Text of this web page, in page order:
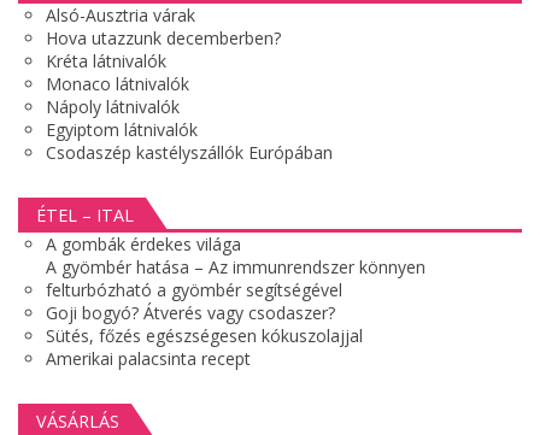
Alsó-Ausztria várak
Hova utazzunk decemberben?
Kréta látnivalók
Monaco látnivalók
Nápoly látnivalók
Egyiptom látnivalók
Csodaszép kastélyszállók Európában
ÉTEL – ITAL
A gombák érdekes világa
A gyömbér hatása – Az immunrendszer könnyen
felturbózható a gyömbér segítségével
Goji bogyó? Átverés vagy csodaszer?
Sütés, főzés egészségesen kókuszolajjal
Amerikai palacsinta recept
VÁSÁRLÁS